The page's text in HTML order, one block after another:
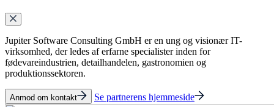
Jupiter Software Consulting GmbH er en ung og visionær IT-
virksomhed, der ledes af erfarne specialister inden for
fødevareindustrien, detailhandelen, gastronomien og
produktionssektoren.
Anmod om kontakt Se partnerens hjemmeside